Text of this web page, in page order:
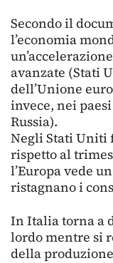
Secondo il
l’economia
avanzate (Stati
dell’Unione
invece, nei
Russia).
Negli Stati Uniti
rispetto al
l’Europa vede
ristagnano i
In Italia torna a
lordo mentre si
della